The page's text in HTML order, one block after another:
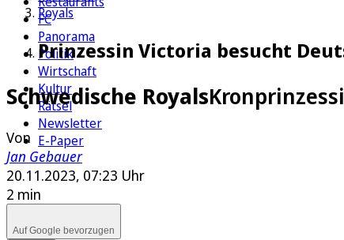
FC
Panorama
Politik
Wirtschaft
Kultur
Rätsel
Newsletter
E-Paper
Royals
Prinzessin Victoria besucht
Schwedische Royals
Von
Jan Gebauer
20.11.2023, 07:23 Uhr
2 min
Auf Google bevorzugen